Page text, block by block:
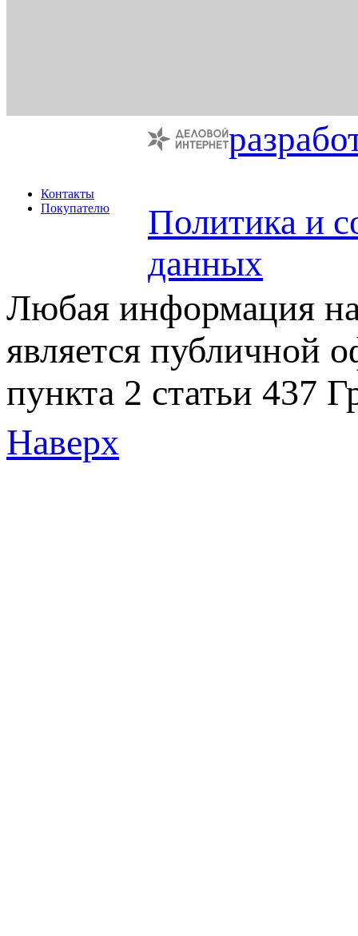
Контакты
Покупателю
Политика и
данных
Любая информация на
является публичной
пункта 2 статьи 437
Наверх